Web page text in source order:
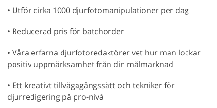
• Utför cirka 1000 djurfotomanipulationer per dag
• Reducerad pris för batchorder
• Våra erfarna djurfotoredaktörer vet hur man lockar
positiv uppmärksamhet från din målmarknad
• Ett kreativt tillvägagångssätt och tekniker för
djurredigering på pro-nivå